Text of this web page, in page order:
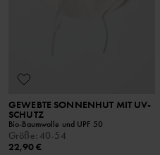
GEWEBTE SONNENHUT MIT UV-
SCHUTZ
Bio-Baumwolle und UPF 50
Größe: 40-54
22,90 €